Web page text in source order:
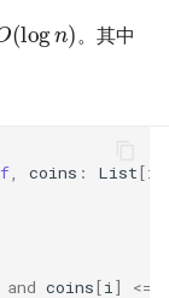
O (log n
。其中
, coins : List[
and coins[i] <=